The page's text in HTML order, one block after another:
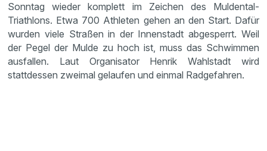
Sonntag wieder komplett im Zeichen des Muldental-
Triathlons. Etwa 700 Athleten gehen an den Start. Dafür
wurden viele Straßen in der Innenstadt abgesperrt. Weil
der Pegel der Mulde zu hoch ist, muss das Schwimmen
ausfallen. Laut Organisator Henrik Wahlstadt wird
stattdessen zweimal gelaufen und einmal Radgefahren.